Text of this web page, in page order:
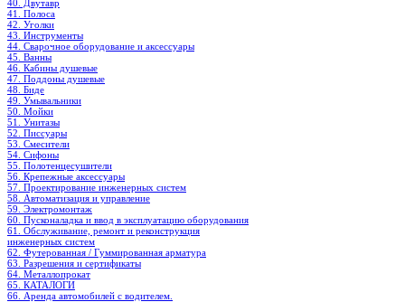
40. Двутавр
41. Полоса
42. Уголки
43. Инструменты
44. Сварочное оборудование и аксессуары
45. Ванны
46. Кабины душевые
47. Поддоны душевые
48. Биде
49. Умывальники
50. Мойки
51. Унитазы
52. Писсуары
53. Смесители
54. Сифоны
55. Полотенцесушители
56. Крепежные аксессуары
57. Проектирование инженерных систем
58. Автоматизация и управление
59. Электромонтаж
60. Пусконаладка и ввод в эксплуатацию оборудования
61. Обслуживание, ремонт и реконструкция
инженерных систем
62. Футерованная / Гуммированная арматура
63. Разрешения и сертификаты
64. Металлопрокат
65. КАТАЛОГИ
66. Аренда автомобилей с водителем.